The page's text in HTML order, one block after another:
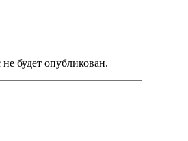
будет опубликован.